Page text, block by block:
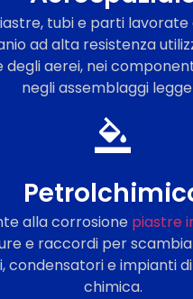
tubi e parti lavorate
ad alta resistenza
aerei, nei
negli assemblaggi
alla corrosione piastre
e raccordi per
condensatori e impianti
chimica.